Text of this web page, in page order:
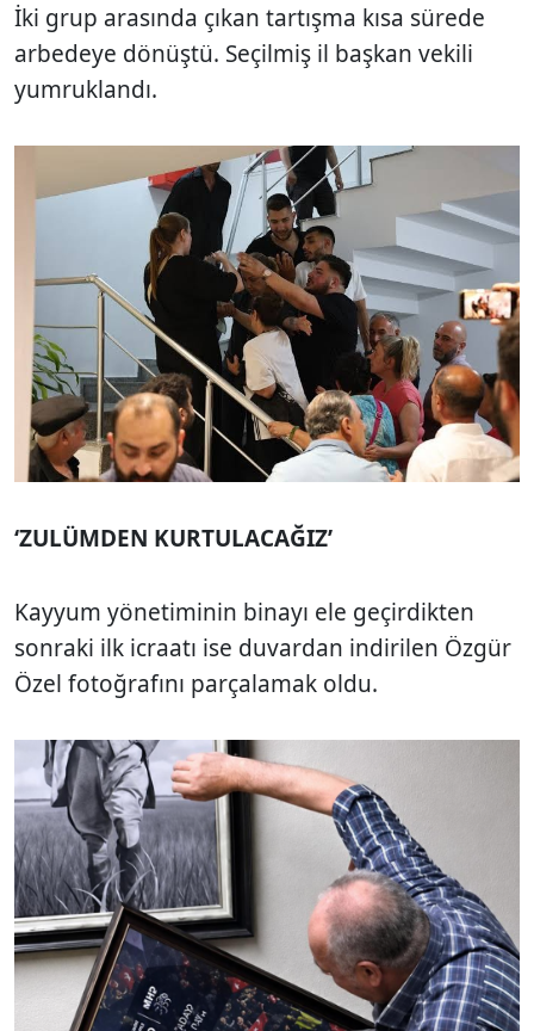
İki grup arasında çıkan tartışma kısa sürede
arbedeye dönüştü. Seçilmiş il başkan vekili
yumruklandı.
‘ZULÜMDEN KURTULACAĞIZ’
Kayyum yönetiminin binayı ele geçirdikten
sonraki ilk icraatı ise duvardan indirilen Özgür
Özel fotoğrafını parçalamak oldu.